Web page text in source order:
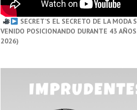
SECRET’S EL SECRETO DE LA MODA
VENIDO POSICIONANDO DURANTE 43
2026)